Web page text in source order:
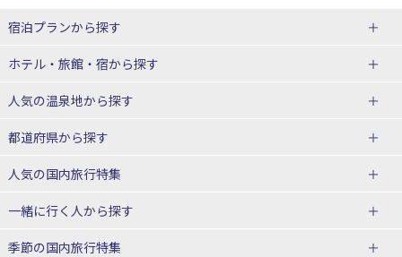
宿泊プランから探す
北海道
東北
青森県
宮城県
山形県
関東
ホテル・旅館・宿から探す
北海道ホテル・旅館
青森県ホテル・旅館
宮城県ホテル・旅館
山形県ホテル・旅館
人気の温泉地から探す
北海道
湯の川温泉(北海道)
十勝川温泉(北海道)
洞爺湖温泉(北海道)
都道府県から探す
北海道旅行・ツアー
東北
人気の国内旅行特集
東京ディズニーリゾート®への旅
ユニバーサル・スタジオ・ジャパ
一緒に行く人から探す
一人旅 国内版
季節の国内旅行特集